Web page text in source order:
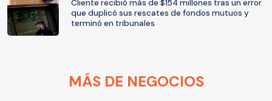
Cliente recibió más de $154 millones tras un error
que duplicó sus rescates de fondos mutuos y
terminó en tribunales
MÁS DE NEGOCIOS